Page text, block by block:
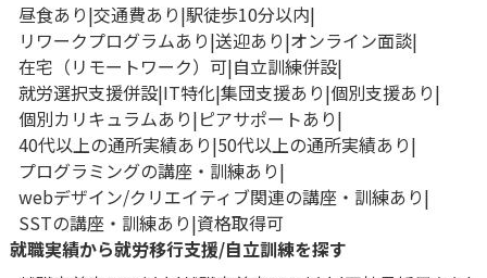
昼食あり 交通費あり 駅徒歩10分以内
リワークプログラムあり 送迎あり オンライン面談
在宅（リモートワーク）可 自立訓練併設
就労選択支援併設 IT特化 集団支援あり 個別支援あり
個別カリキュラムあり ピアサポートあり
40代以上の通所実績あり 50代以上の通所実績あり
プログラミングの講座・訓練あり
webデザイン/クリエイティブ関連の講座・訓練あり
SSTの講座・訓練あり 資格取得可
就職実績から就労移行支援/自立訓練を探す